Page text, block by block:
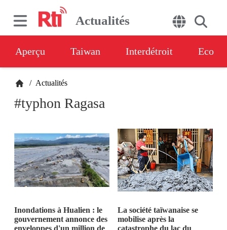
Actualités
Aperçu Taiwan Interdétroit Eco
/ Actualités
#typhon Ragasa
Inondations à Hualien : le
gouvernement annonce des
enveloppes d'un million de
La société taïwanaise se
mobilise après la
catastrophe du lac du